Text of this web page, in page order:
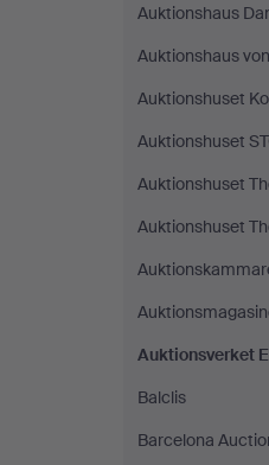
Auktionshaus
Auktionshaus
Auktionshuset
Auktionshuset
Auktionshuset
Auktionshuset
Auktionsverket
Balclis
Barcelona